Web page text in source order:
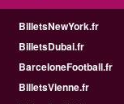
BilletsNewYork.fr
BilletsDubai.fr
BarceloneFootball.fr
BilletsVienne.fr